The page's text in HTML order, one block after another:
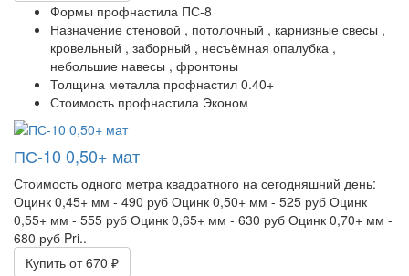
Формы профнастила ПС-8
Назначение стеновой , потолочный , карнизные свесы ,
кровельный , заборный , несъёмная опалубка ,
небольшие навесы , фронтоны
Толщина металла профнастил 0.40+
Стоимость профнастила Эконом
ПС-10 0,50+ мат
Стоимость одного метра квадратного на сегодняшний день:
Оцинк 0,45+ мм - 490 руб Оцинк 0,50+ мм - 525 руб Оцинк
0,55+ мм - 555 руб Оцинк 0,65+ мм - 630 руб Оцинк 0,70+ мм -
680 руб Pri..
Купить от 670 ₽